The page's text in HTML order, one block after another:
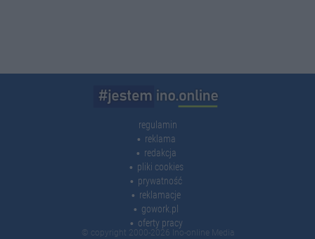
regulamin
reklama
redakcja
pliki cookies
prywatność
reklamacje
gowork.pl
oferty pracy
© copyright 2000-2026 Ino-online Media